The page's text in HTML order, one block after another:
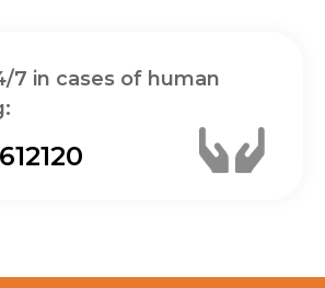
7 in cases of human